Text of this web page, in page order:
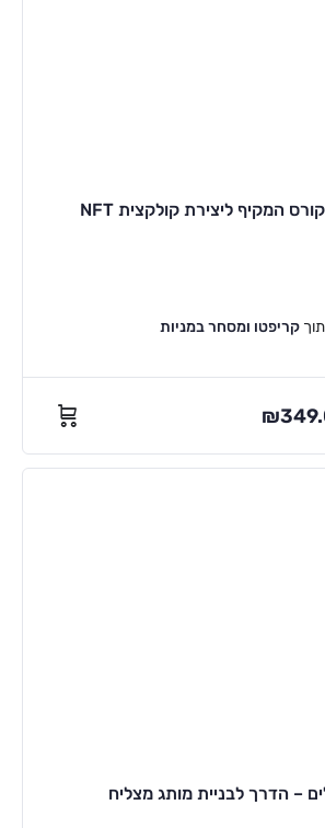
קריפטו ומסחר במניות
₪
– הדרך לבניית מותג מצליח